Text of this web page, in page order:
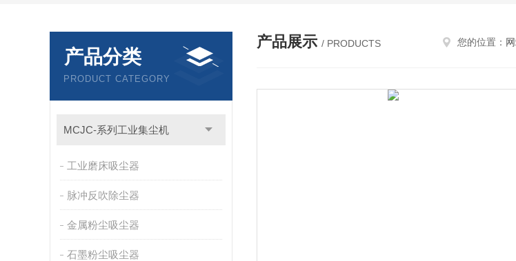
产品分类
PRODUCT CATEGORY
MCJC-系列工业集尘机
工业磨床吸尘器
脉冲反吹除尘器
金属粉尘吸尘器
石墨粉尘吸尘器
产品展示 / PRODUCTS 您的位置：